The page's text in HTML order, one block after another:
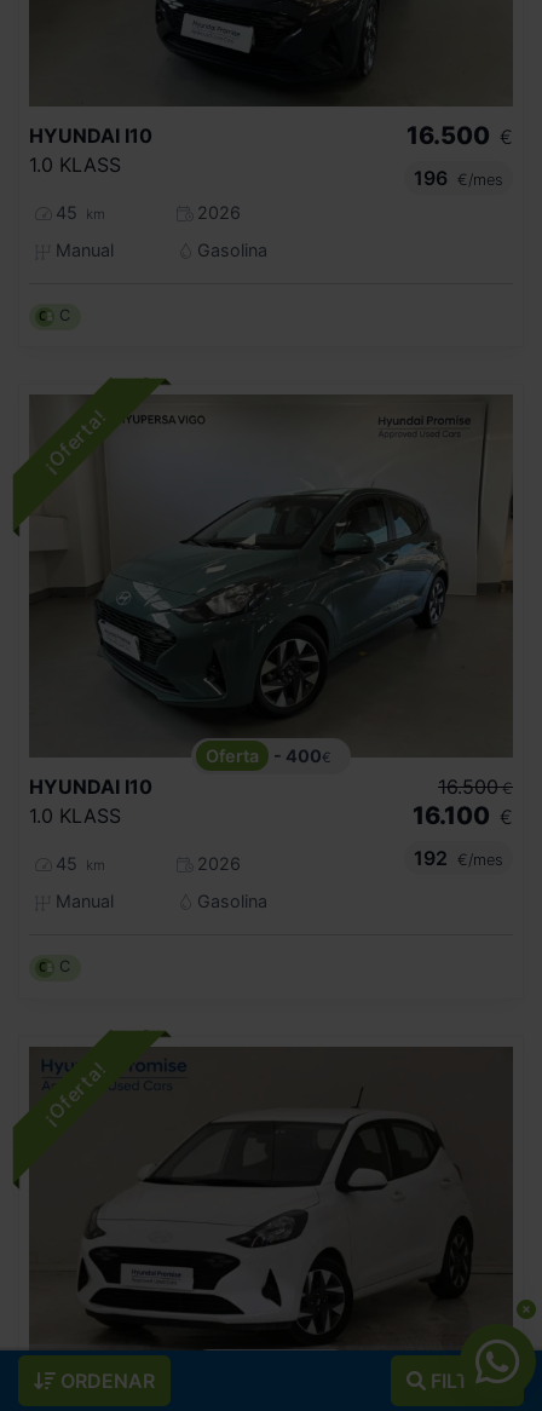
ORDENAR FILTROS
HYUNDAI I10
1.0 KLASS
45 km
2026
Manual
Gasolina
16.500 €
196
€/mes
C
- 400€
HYUNDAI I10
1.0 KLASS
45 km
2026
Manual
Gasolina
16.500 €
16.100 €
192
€/mes
C